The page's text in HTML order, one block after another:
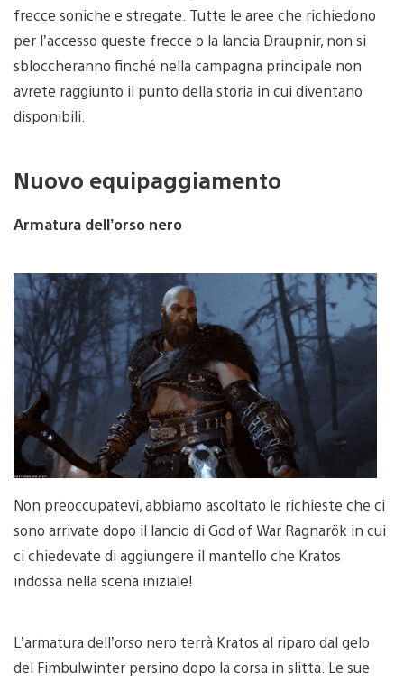
frecce soniche e stregate. Tutte le aree che richiedono
per l’accesso queste frecce o la lancia Draupnir, non si
sbloccheranno finché nella campagna principale non
avrete raggiunto il punto della storia in cui diventano
disponibili.
Nuovo equipaggiamento
Armatura dell’orso nero
Non preoccupatevi, abbiamo ascoltato le richieste che ci
sono arrivate dopo il lancio di God of War Ragnarök in cui
ci chiedevate di aggiungere il mantello che Kratos
indossa nella scena iniziale!
L’armatura dell’orso nero terrà Kratos al riparo dal gelo
del Fimbulwinter persino dopo la corsa in slitta. Le sue